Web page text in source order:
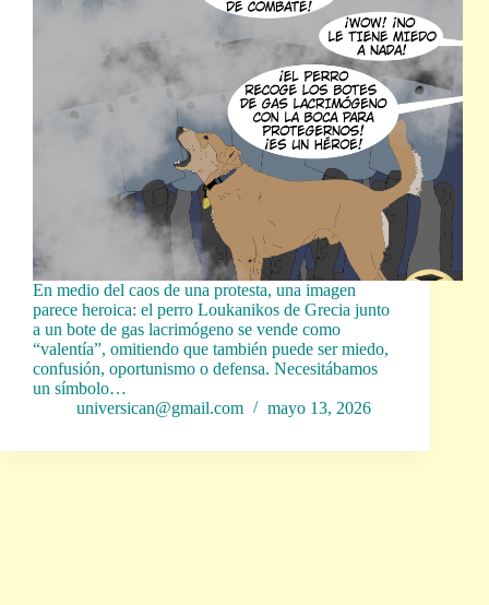
En medio del caos de una protesta, una imagen
parece heroica: el perro Loukanikos de Grecia junto
a un bote de gas lacrimógeno se vende como
“valentía”, omitiendo que también puede ser miedo,
confusión, oportunismo o defensa. Necesitábamos
un símbolo…
universican@gmail.com
mayo 13, 2026